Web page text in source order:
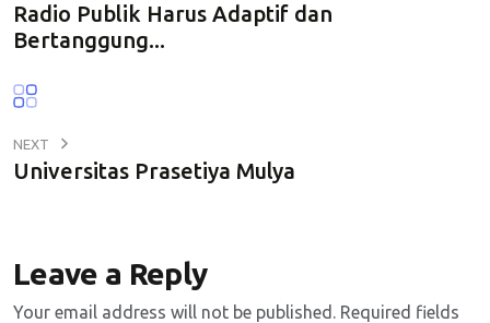
Radio Publik Harus Adaptif dan
Bertanggung...
NEXT
Universitas Prasetiya Mulya
Leave a Reply
Your email address will not be published. Required fields